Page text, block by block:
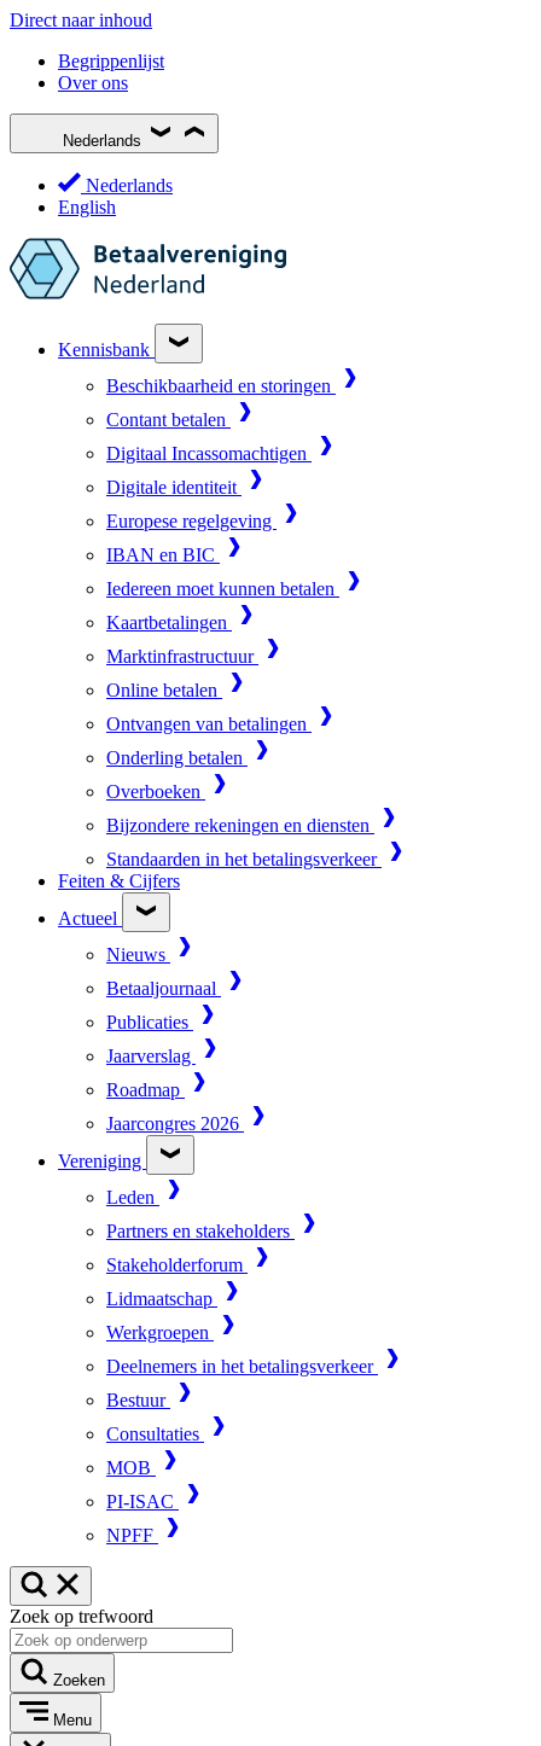
Direct naar inhoud
Begrippenlijst
Over ons
Nederlands
Nederlands
English
Kennisbank
Beschikbaarheid en storingen
Contant betalen
Digitaal Incassomachtigen
Digitale identiteit
Europese regelgeving
IBAN en BIC
Iedereen moet kunnen betalen
Kaartbetalingen
Marktinfrastructuur
Online betalen
Ontvangen van betalingen
Onderling betalen
Overboeken
Bijzondere rekeningen en diensten
Standaarden in het betalingsverkeer
Feiten & Cijfers
Actueel
Nieuws
Betaaljournaal
Publicaties
Jaarverslag
Roadmap
Jaarcongres 2026
Vereniging
Leden
Partners en stakeholders
Stakeholderforum
Lidmaatschap
Werkgroepen
Deelnemers in het betalingsverkeer
Bestuur
Consultaties
MOB
PI-ISAC
NPFF
Zoek op trefwoord
Zoeken
Menu